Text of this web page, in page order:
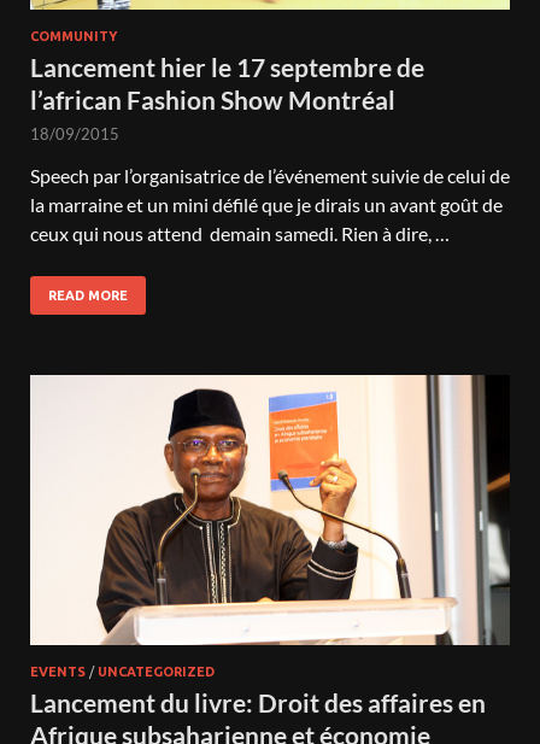
COMMUNITY
Lancement hier le 17 septembre de
l’african Fashion Show Montréal
18/09/2015
Speech par l’organisatrice de l’événement suivie de celui de
la marraine et un mini défilé que je dirais un avant goût de
ceux qui nous attend demain samedi. Rien à dire, …
READ MORE
EVENTS / UNCATEGORIZED
Lancement du livre: Droit des affaires en
Afrique subsaharienne et économie